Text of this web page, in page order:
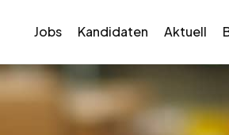
Jobs Kandidaten Aktuell